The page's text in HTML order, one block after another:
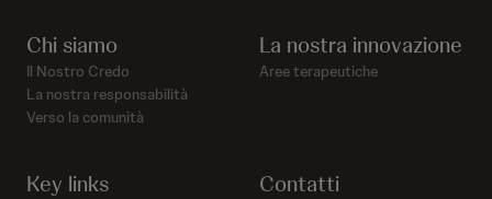
Chi siamo
Il Nostro Credo
La nostra responsabilità
Verso la comunità
La nostra innovazione
Aree terapeutiche
Contatti
Key links